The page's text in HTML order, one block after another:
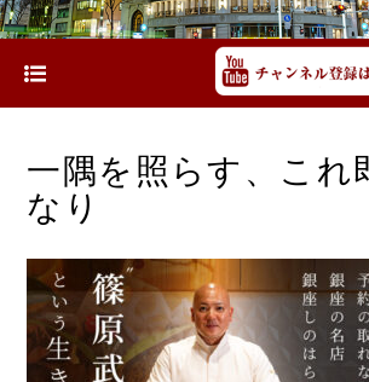
一隅を照らす、これ
なり